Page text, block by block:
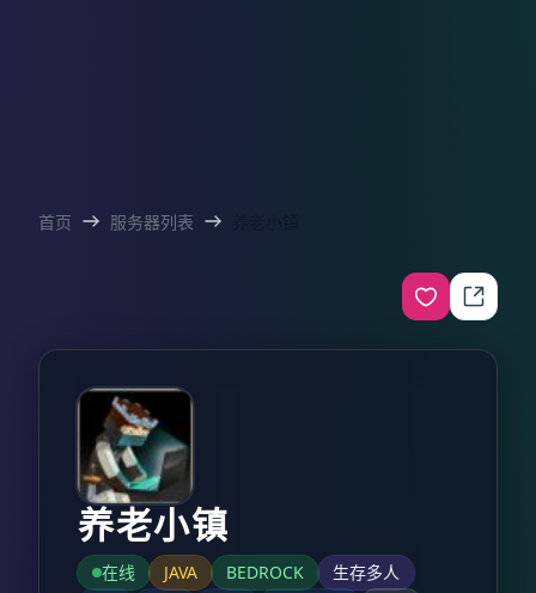
首页 服务器列表
养老小镇
在线 JAVA BEDROCK
生存多人